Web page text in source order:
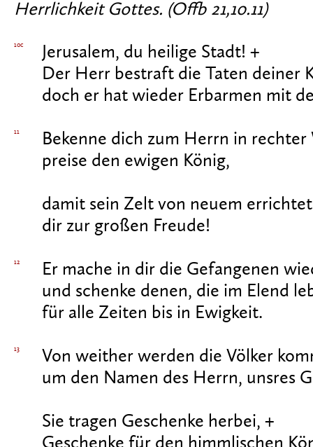
Herrlichkeit Gottes. (Offb 21,10.11)
10c
Jerusalem, du heilige Stadt! +
Der Herr bestraft die Taten deiner
doch er hat wieder Erbarmen mit
11
Bekenne dich zum Herrn in rechter
preise den ewigen König,
damit sein Zelt von neuem
dir zur großen Freude!
12
Er mache in dir die Gefangenen
und schenke denen, die im Elend
für alle Zeiten bis in Ewigkeit.
13
Von weither werden die Völker
um den Namen des Herrn, unsres
Sie tragen Geschenke herbei, +